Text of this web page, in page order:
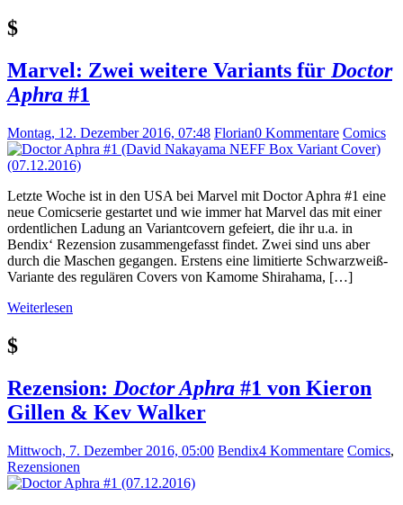
$
Marvel: Zwei weitere Variants für Doctor
Aphra #1
Montag, 12. Dezember 2016, 07:48 Florian0 Kommentare Comics
Letzte Woche ist in den USA bei Marvel mit Doctor Aphra #1 eine
neue Comicserie gestartet und wie immer hat Marvel das mit einer
ordentlichen Ladung an Variantcovern gefeiert, die ihr u.a. in
Bendix‘ Rezension zusammengefasst findet. Zwei sind uns aber
durch die Maschen gegangen. Erstens eine limitierte Schwarzweiß-
Variante des regulären Covers von Kamome Shirahama, […]
Weiterlesen
$
Rezension: Doctor Aphra #1 von Kieron
Gillen & Kev Walker
Mittwoch, 7. Dezember 2016, 05:00 Bendix4 Kommentare Comics,
Rezensionen